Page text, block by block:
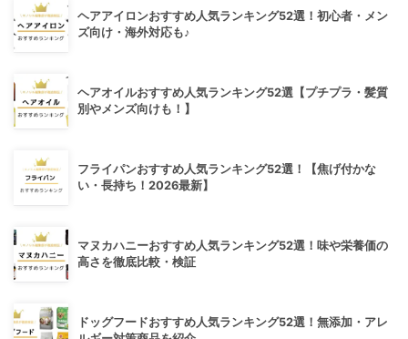
ヘアアイロンおすすめ人気ランキング52選！初心者・メン
ズ向け・海外対応も♪
ヘアオイルおすすめ人気ランキング52選【プチプラ・髪質
別やメンズ向けも！】
フライパンおすすめ人気ランキング52選！【焦げ付かな
い・長持ち！2026最新】
マヌカハニーおすすめ人気ランキング52選！味や栄養価の
高さを徹底比較・検証
ドッグフードおすすめ人気ランキング52選！無添加・アレ